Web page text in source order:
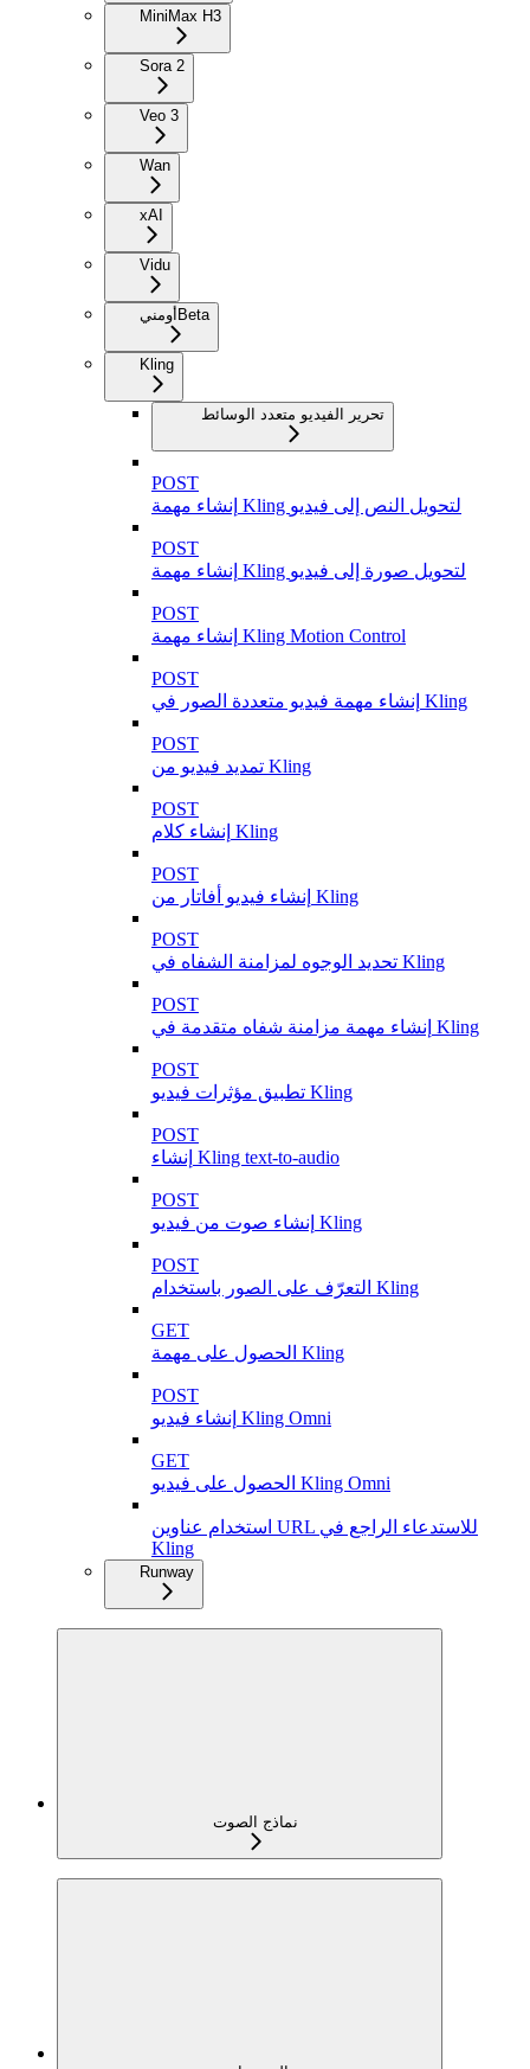
MiniMax H3
Sora 2
Veo 3
Wan
xAI
Vidu
أومني Beta
Kling
تحرير الفيديو متعدد الوسائط
POST
إنشاء مهمة Kling لتحويل النص إلى فيديو
POST
إنشاء مهمة Kling لتحويل صورة إلى فيديو
POST
إنشاء مهمة Kling Motion Control
POST
إنشاء مهمة فيديو متعددة الصور في Kling
POST
تمديد فيديو من Kling
POST
إنشاء كلام Kling
POST
إنشاء فيديو أفاتار من Kling
POST
تحديد الوجوه لمزامنة الشفاه في Kling
POST
إنشاء مهمة مزامنة شفاه متقدمة في Kling
POST
تطبيق مؤثرات فيديو Kling
POST
إنشاء Kling text-to-audio
POST
إنشاء صوت من فيديو Kling
POST
التعرّف على الصور باستخدام Kling
GET
الحصول على مهمة Kling
POST
إنشاء فيديو Kling Omni
GET
الحصول على فيديو Kling Omni
استخدام عناوين URL للاستدعاء الراجع في
Kling
Runway
نماذج الصوت